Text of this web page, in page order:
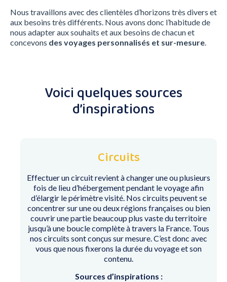
Nous travaillons avec des clientèles d’horizons très divers et
aux besoins très différents. Nous avons donc l’habitude de
nous adapter aux souhaits et aux besoins de chacun et
concevons des voyages personnalisés et sur-mesure.
Voici quelques sources
d’inspirations
Circuits
Effectuer un circuit revient à changer une ou plusieurs
fois de lieu d’hébergement pendant le voyage afin
d’élargir le périmètre visité. Nos circuits peuvent se
concentrer sur une ou deux régions françaises ou bien
couvrir une partie beaucoup plus vaste du territoire
jusqu’à une boucle complète à travers la France. Tous
nos circuits sont conçus sur mesure. C’est donc avec
vous que nous fixerons la durée du voyage et son
contenu.
Sources d’inspirations :